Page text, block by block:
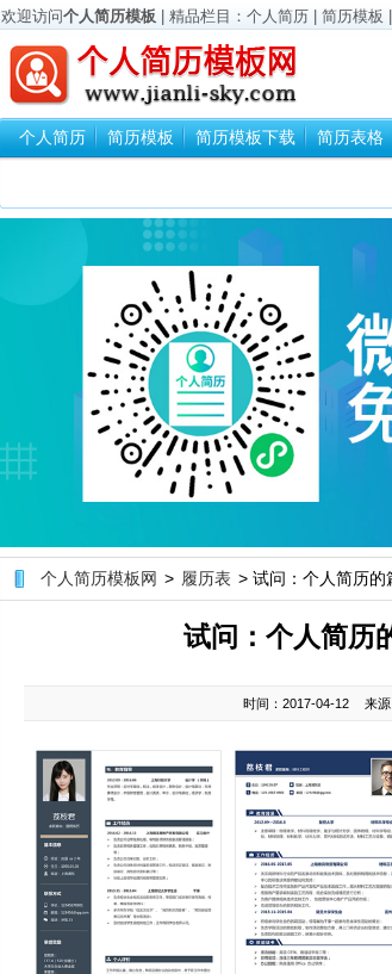
欢迎访问个人简历模板 | 精品栏目： 个人简历 简历模板
个人简历 简历模板 简历模板下载 简历表格
个人简历模板网 > 履历表 > 试问：个人简历的
试问：个人简历
时间：2017-04-12 来